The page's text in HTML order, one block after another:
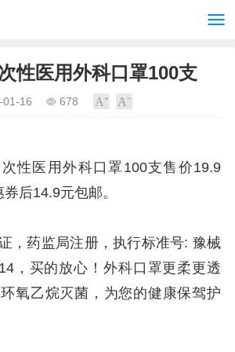
性医用外科口罩100支
01-16 678
性医用外科口罩100支售价19.9
后14.9元包邮。
，药监局注册，执行标准号: 豫械
，买的放心！外科口罩更柔更透
氧乙烷灭菌，为您的健康保驾护